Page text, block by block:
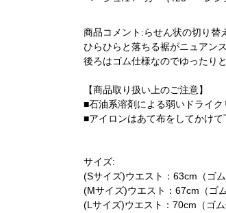
商品コメント:らせん状の切り替
ひらひらと落ちる裾がニュアン
後ろはゴム仕様なのでゆったり
【商品取り扱い上のご注意】
■石油系溶剤による弱いドライク
■アイロンはあて布をしてかけて
サイズ:
(Sサイズ)ウエスト：63cm（
(Mサイズ)ウエスト：67cm（
(Lサイズ)ウエスト：70cm（